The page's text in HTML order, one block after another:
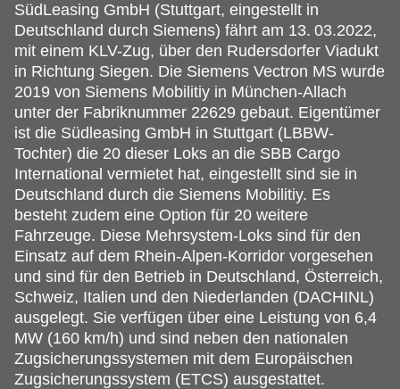
SüdLeasing GmbH (Stuttgart, eingestellt in
Deutschland durch Siemens) fährt am 13. 03.2022,
mit einem KLV-Zug, über den Rudersdorfer Viadukt
in Richtung Siegen. Die Siemens Vectron MS wurde
2019 von Siemens Mobilitiy in München-Allach
unter der Fabriknummer 22629 gebaut. Eigentümer
ist die Südleasing GmbH in Stuttgart (LBBW-
Tochter) die 20 dieser Loks an die SBB Cargo
International vermietet hat, eingestellt sind sie in
Deutschland durch die Siemens Mobilitiy. Es
besteht zudem eine Option für 20 weitere
Fahrzeuge. Diese Mehrsystem-Loks sind für den
Einsatz auf dem Rhein-Alpen-Korridor vorgesehen
und sind für den Betrieb in Deutschland, Österreich,
Schweiz, Italien und den Niederlanden (DACHINL)
ausgelegt. Sie verfügen über eine Leistung von 6,4
MW (160 km/h) und sind neben den nationalen
Zugsicherungssystemen mit dem Europäischen
Zugsicherungssystem (ETCS) ausgestattet.